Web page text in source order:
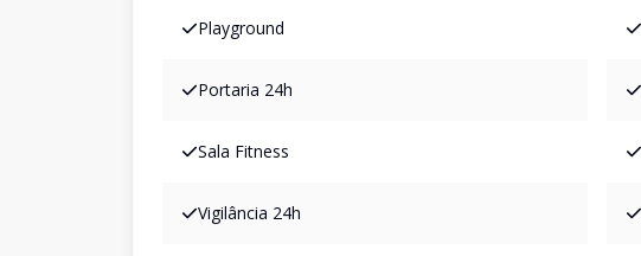
Playground
Portaria 24h
Sala Fitness
Vigilância 24h